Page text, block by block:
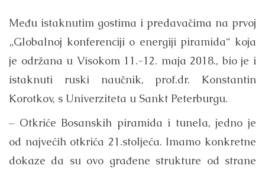
Među istaknutim gostima i predavačima na prvoj
„Globalnoj konferenciji o energiji piramida“ koja
je održana u Visokom 11.-12. maja 2018., bio je i
istaknuti ruski naučnik, prof.dr. Konstantin
Korotkov, s Univerziteta u Sankt Peterburgu.
– Otkriće Bosanskih piramida i tunela, jedno je
od najvećih otkrića 21.stoljeća. Imamo konkretne
dokaze da su ovo građene strukture od strane